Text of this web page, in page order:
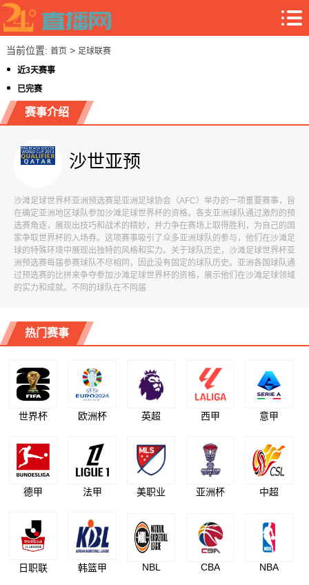
当前位置: 首页> 足球联赛
近3天赛事
已完赛
赛事介绍
沙世亚预
沙滩足球世界杯亚洲预选赛是亚洲足球协会（AFC）举办的一项重要赛事，旨
在确定亚洲地区球队参加沙滩足球世界杯的资格。各支亚洲球队通过激烈的预
选赛角逐，展现出技巧和战术的精妙，并力争在赛场上取得胜利，为自己的国
家争取世界杯的入场券。这项赛事吸引了众多亚洲球队的参与，他们在沙滩足
球的特殊环境中展现出独特的风格和实力。关于球队历史，沙滩足球世界杯亚
洲预选赛每届参赛球队不尽相同，因此没有固定的球队历史。亚洲各国球队通
过预选赛的比拼来争夺参加沙滩足球世界杯的资格，展示他们在沙滩足球领域
的实力和成就。不同的球队在不同届
热门赛事
世界杯 欧洲杯 英超 西甲 意甲
德甲 法甲 美职业 亚洲杯 中超
日职联 韩篮甲 NBL CBA NBA